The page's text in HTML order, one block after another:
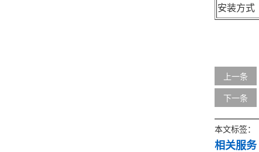
安装方式
上一条
下一条
本文标签：
相关服务